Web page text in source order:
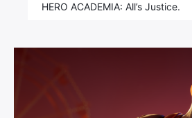
HERO ACADEMIA: All’s Justice.